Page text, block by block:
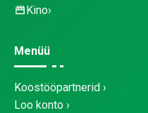
Kino
Menüü
Koostööpartnerid
Loo konto